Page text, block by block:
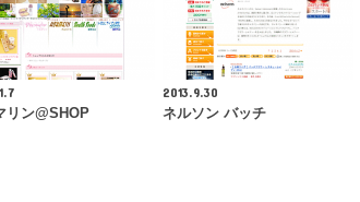
リン@SHOP
2013.9.30
ネルソン バッチ